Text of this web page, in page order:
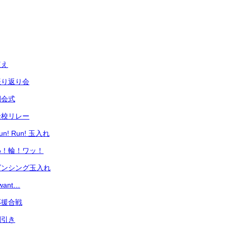
返り会
式
リレー
Run! 玉入れ
輪！ワッ！
シング玉入れ
合戦
き